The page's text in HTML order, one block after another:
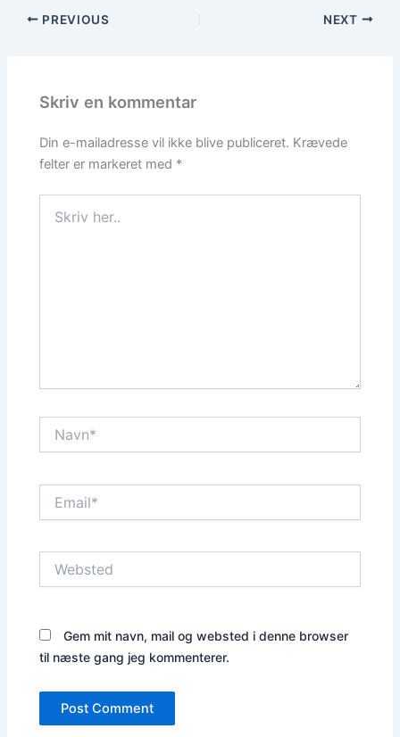
PREVIOUS NEXT
Skriv en kommentar
Din e-mailadresse vil ikke blive publiceret. Krævede
felter er markeret med *
her..
Gem mit navn, mail og websted i denne browser
til næste gang jeg kommenterer.